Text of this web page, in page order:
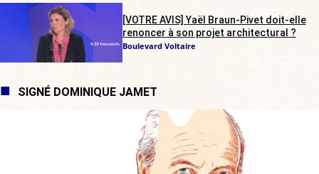
[VOTRE AVIS] Yaël Braun-Pivet doit-elle
renoncer à son projet architectural ?
Boulevard Voltaire
SIGNÉ DOMINIQUE JAMET